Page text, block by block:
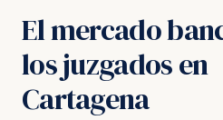
El mercado
los juzgados en
Cartagena